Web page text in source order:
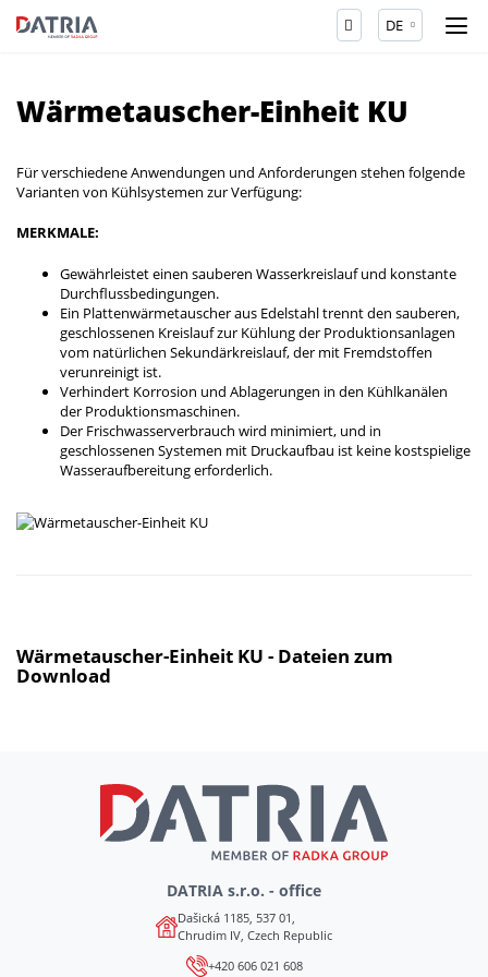
DE
Wärmetauscher-Einheit KU
Für verschiedene Anwendungen und Anforderungen stehen folgende
Varianten von Kühlsystemen zur Verfügung:
MERKMALE:
Gewährleistet einen sauberen Wasserkreislauf und konstante
Durchflussbedingungen.
Ein Plattenwärmetauscher aus Edelstahl trennt den sauberen,
geschlossenen Kreislauf zur Kühlung der Produktionsanlagen
vom natürlichen Sekundärkreislauf, der mit Fremdstoffen
verunreinigt ist.
Verhindert Korrosion und Ablagerungen in den Kühlkanälen
der Produktionsmaschinen.
Der Frischwasserverbrauch wird minimiert, und in
geschlossenen Systemen mit Druckaufbau ist keine kostspielige
Wasseraufbereitung erforderlich.
Wärmetauscher-Einheit KU - Dateien zum
Download
DATRIA s.r.o. - office
Dašická 1185, 537 01,
Chrudim IV, Czech Republic
+420 606 021 608